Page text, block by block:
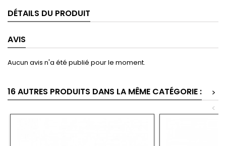
DÉTAILS DU PRODUIT
AVIS
Aucun avis n'a été publié pour le moment.
16 AUTRES PRODUITS DANS LA MÊME CATÉGORIE :
>
<